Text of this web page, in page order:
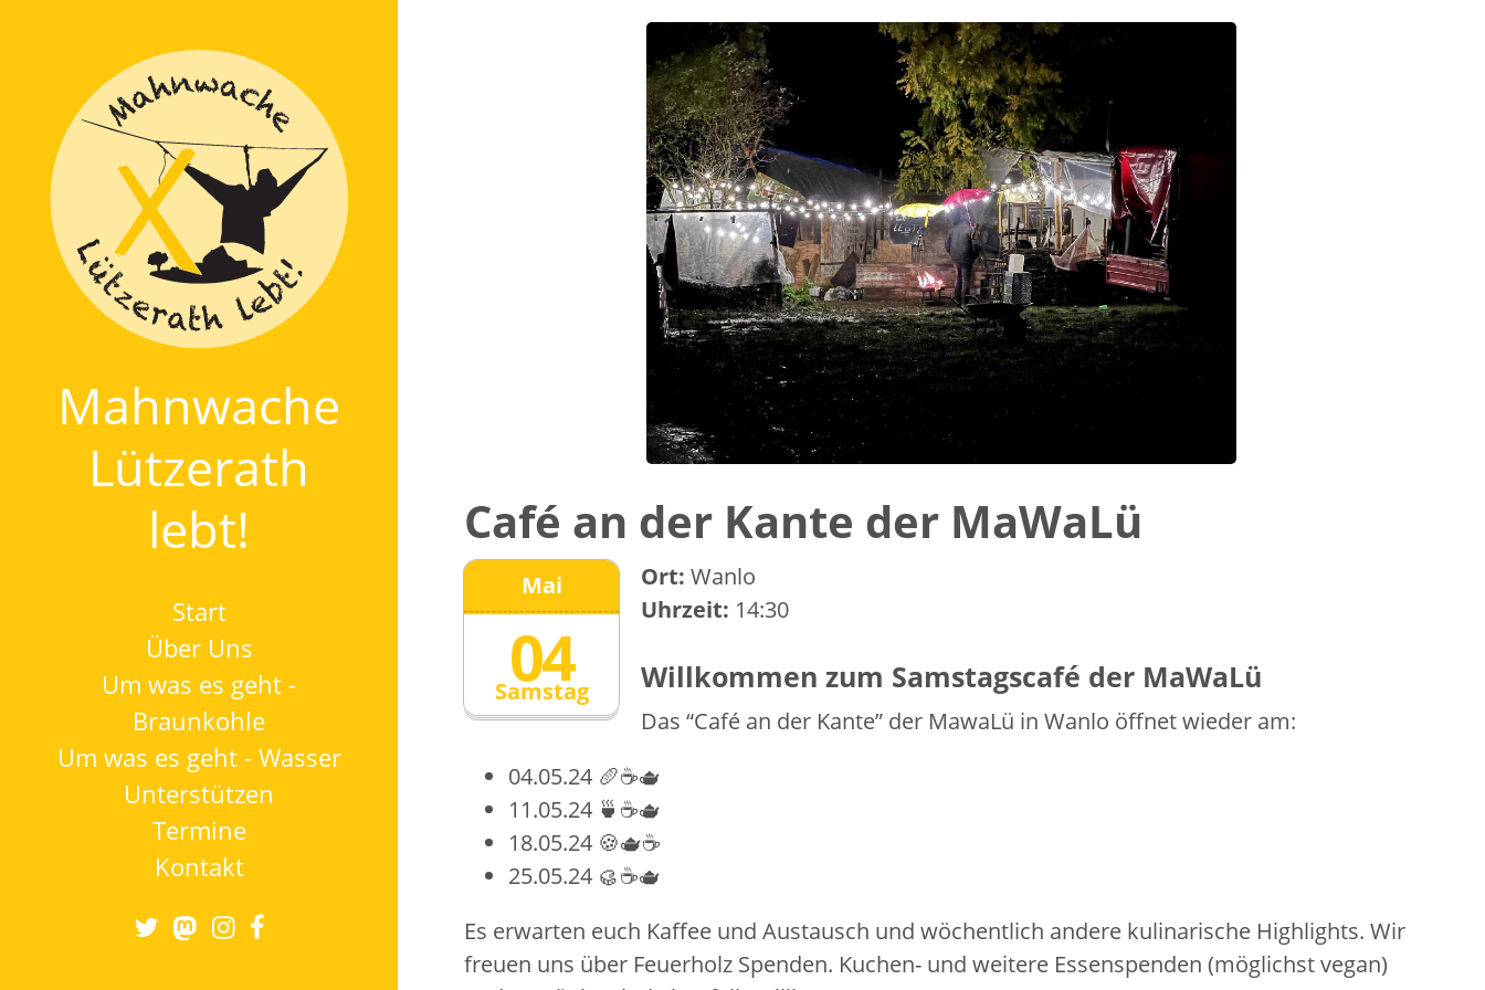
Mahnwache
Lützerath
lebt!
Start
Über Uns
Um was es geht -
Braunkohle
Um was es geht - Wasser
Unterstützen
Termine
Kontakt
Café an der Kante der MaWaLü
Samstag
Mai
04
Ort: Wanlo
Uhrzeit: 14:30
Willkommen zum Samstagscafé der MaWaLü
Das “Café an der Kante” der MawaLü in Wanlo öffnet wieder am:
04.05.24 🥖☕🫖
11.05.24 🍵☕🫖
18.05.24 🍪🫖☕
25.05.24 🥮☕🫖
Es erwarten euch Kaffee und Austausch und wöchentlich andere kulinarische Highlights. Wir
freuen uns über Feuerholz Spenden. Kuchen- und weitere Essenspenden (möglichst vegan)